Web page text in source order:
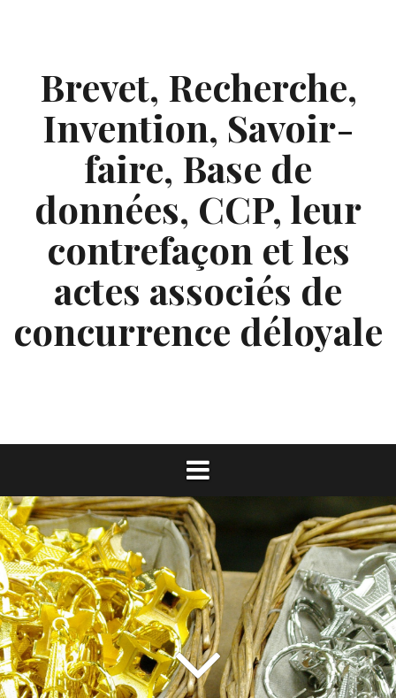
Brevet, Recherche,
Invention, Savoir-
faire, Base de
données, CCP, leur
contrefaçon et les
actes associés de
concurrence déloyale